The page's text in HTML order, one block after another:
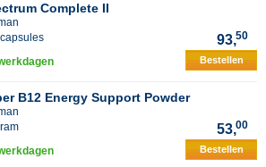
Complete II
93,50
Bestellen
B12 Energy Support Powder
53,00
Bestellen